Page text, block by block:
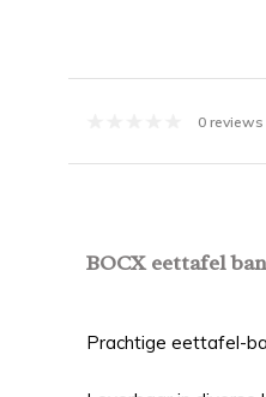
0 reviews
BOCX eettafel
Prachtige eettafel-